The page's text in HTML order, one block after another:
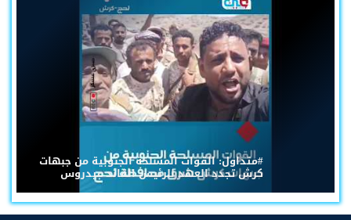
#متداول: القوات المسلحة الجنوبية من جبهات
كرش تجدد العهد للرئيس القائد عيدروس